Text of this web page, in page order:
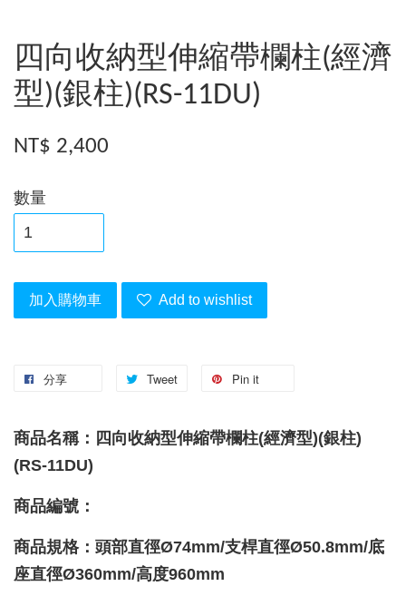
四向收納型伸縮帶欄柱(經濟
型)(銀柱)(RS-11DU)
NT$ 2,400
數量
加入購物車 Add to wishlist
分享 Tweet Pin it
商品名稱：四向收納型伸縮帶欄柱(經濟型)(銀柱)
(RS-11DU)
商品編號：
商品規格：頭部直徑Ø74mm/支桿直徑Ø50.8mm/底
座直徑Ø360mm/高度960mm